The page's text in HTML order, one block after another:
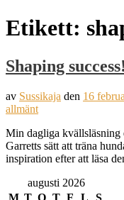
Etikett:
Shaping success!
av Sussikaja den 16
allmänt
Min dagliga kvällsläsning
Garretts sätt att träna
inspiration efter att läsa
augusti 2026
M T O T F L
S